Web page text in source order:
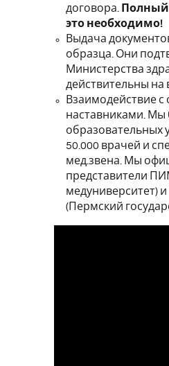
договора. Полный
это необходимо!
Выдача
образца. Они
Министерства
действительны на
Взаимодействие
наставниками. Мы
образовательных
50.000 врачей и
мед.звена. Мы
представители
медуниверситет)
(Пермский